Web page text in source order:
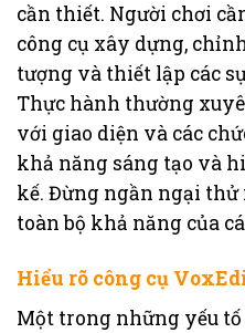
cần thiết. Người chơi
công cụ xây dựng,
tượng và thiết lập các
Thực hành thường
với giao diện và các
khả năng sáng tạo và
kế. Đừng ngần ngại
toàn bộ khả năng của
Hiểu rõ công cụ
Một trong những yếu